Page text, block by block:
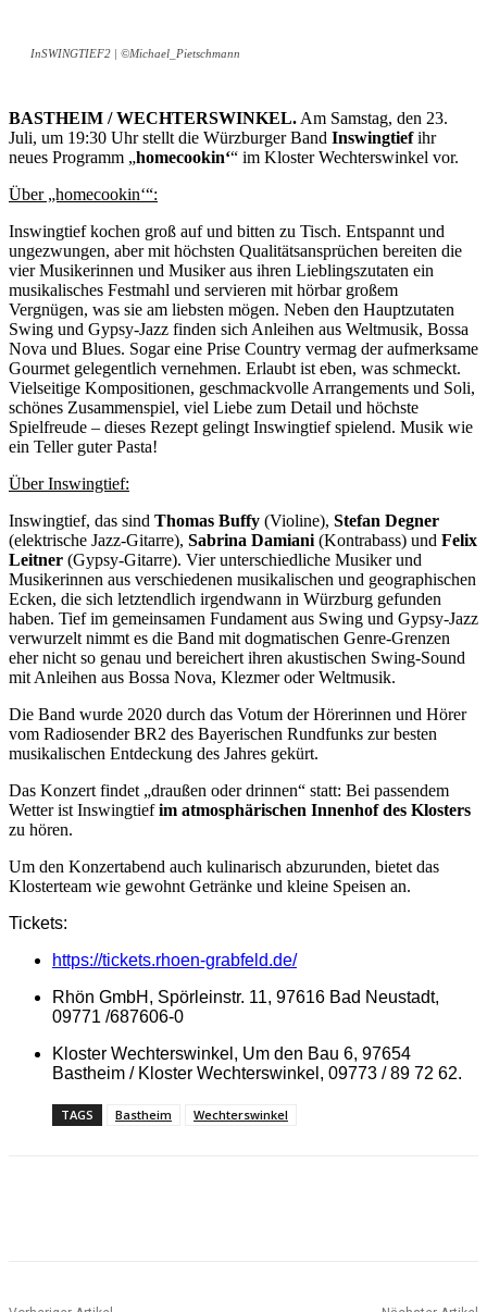
InSWINGTIEF2 | ©Michael_Pietschmann
BASTHEIM / WECHTERSWINKEL. Am Samstag, den 23.
Juli, um 19:30 Uhr stellt die Würzburger Band Inswingtiefihr
neues Programm „homecookin‘“ im Kloster Wechterswinkel vor.
Über „homecookin‘“:
Inswingtief kochen groß auf und bitten zu Tisch. Entspannt und
ungezwungen, aber mit höchsten Qualitätsansprüchen bereiten die
vier Musikerinnen und Musiker aus ihren Lieblingszutaten ein
musikalisches Festmahl und servieren mit hörbar großem
Vergnügen, was sie am liebsten mögen. Neben den Hauptzutaten
Swing und Gypsy-Jazz finden sich Anleihen aus Weltmusik, Bossa
Nova und Blues. Sogar eine Prise Country vermag der aufmerksame
Gourmet gelegentlich vernehmen. Erlaubt ist eben, was schmeckt.
Vielseitige Kompositionen, geschmackvolle Arrangements und Soli,
schönes Zusammenspiel, viel Liebe zum Detail und höchste
Spielfreude – dieses Rezept gelingt Inswingtief spielend. Musik wie
ein Teller guter Pasta!
Über Inswingtief:
Inswingtief, das sind Thomas Buffy (Violine), Stefan Degner
(elektrische Jazz-Gitarre), Sabrina Damiani (Kontrabass) und Felix
Leitner (Gypsy-Gitarre). Vier unterschiedliche Musiker und
Musikerinnen aus verschiedenen musikalischen und geographischen
Ecken, die sich letztendlich irgendwann in Würzburg gefunden
haben. Tief im gemeinsamen Fundament aus Swing und Gypsy-Jazz
verwurzelt nimmt es die Band mit dogmatischen Genre-Grenzen
eher nicht so genau und bereichert ihren akustischen Swing-Sound
mit Anleihen aus Bossa Nova, Klezmer oder Weltmusik.
Die Band wurde 2020 durch das Votum der Hörerinnen und Hörer
vom Radiosender BR2 des Bayerischen Rundfunks zur besten
musikalischen Entdeckung des Jahres gekürt.
Das Konzert findet „draußen oder drinnen“ statt: Bei passendem
Wetter ist Inswingtiefim atmosphärischen Innenhof des Klosters
zu hören.
Um den Konzertabend auch kulinarisch abzurunden, bietet das
Klosterteam wie gewohnt Getränke und kleine Speisen an.
Tickets:
https://tickets.rhoen-grabfeld.de/
Rhön GmbH, Spörleinstr. 11, 97616 Bad Neustadt,
09771 /687606-0
Kloster Wechterswinkel, Um den Bau 6, 97654
Bastheim / Kloster Wechterswinkel, 09773 / 89 72 62.
TAGS Bastheim Wechterswinkel